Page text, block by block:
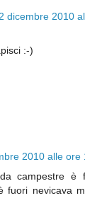
dicembre 2010
:-)
2010 alle ore
campestre è
fuori nevicava